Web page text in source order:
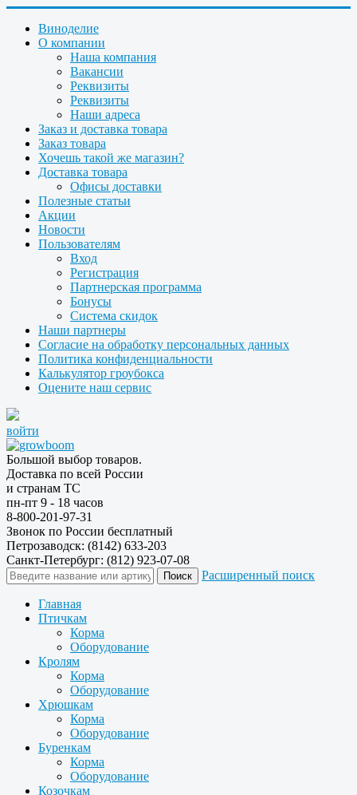
Виноделие
О компании
Наша компания
Вакансии
Реквизиты
Реквизиты
Наши адреса
Заказ и доставка товара
Заказ товара
Хочешь такой же магазин?
Доставка товара
Офисы доставки
Полезные статьи
Акции
Новости
Пользователям
Вход
Регистрация
Партнерская программа
Бонусы
Система скидок
Наши партнеры
Согласие на обработку персональных данных
Политика конфиденциальности
Калькулятор гроубокса
Оцените наш сервис
войти
Большой выбор товаров.
Доставка по всей России
и странам ТС
пн-пт 9 - 18 часов
8-800-201-97-31
Звонок по России бесплатный
Петрозаводск: (8142) 633-203
Санкт-Петербург: (812) 923-07-08
Расширенный поиск
Главная
Птичкам
Корма
Оборудование
Кролям
Корма
Оборудование
Хрюшкам
Корма
Оборудование
Буренкам
Корма
Оборудование
Козочкам